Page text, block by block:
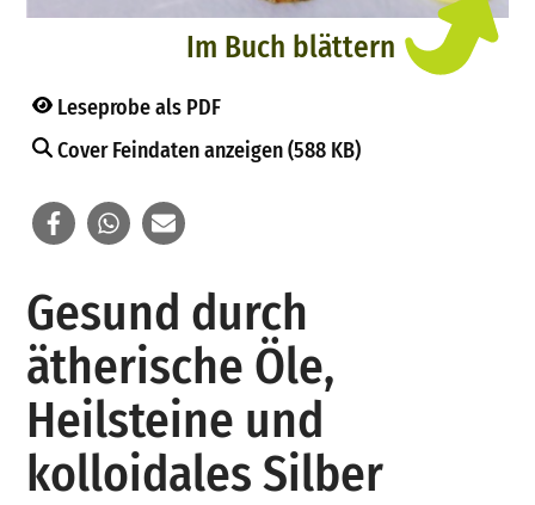
Im Buch blättern
Leseprobe als PDF
Cover Feindaten anzeigen (588 KB)
Gesund durch
ätherische Öle,
Heilsteine und
kolloidales Silber